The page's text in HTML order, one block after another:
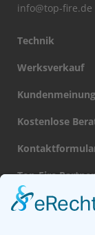
info@top-fire.de
Technik
Werksverkauf
Kostenlose
Top-Fire Partner
Datenschutz